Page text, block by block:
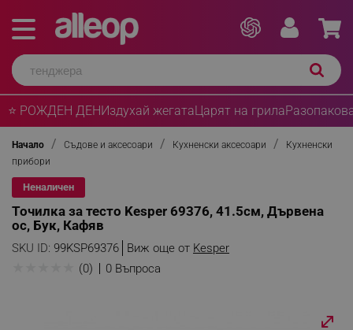
⭐ РОЖДЕН ДЕНИздухай жегатаЦарят на грила
Начало Съдове и аксесоари Кухненски аксесоари
Кухненски
прибори
Неналичен
Точилка за тесто Kesper 69376, 41.5см, Дървена
ос, Бук, Кафяв
SKU ID: 99KSP69376 Виж още от Kesper
(0) 0 Въпроса